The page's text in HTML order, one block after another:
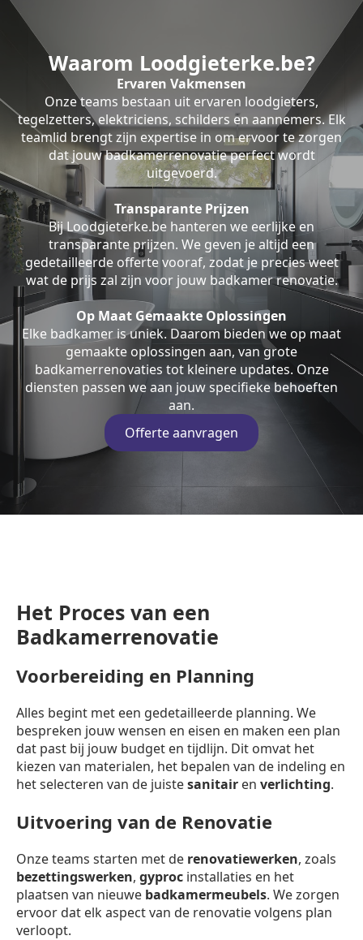
Waarom Loodgieterke.be?
Ervaren Vakmensen
Onze teams bestaan uit ervaren loodgieters,
tegelzetters, elektriciens, schilders en aannemers. Elk
teamlid brengt zijn expertise in om ervoor te zorgen
dat jouw badkamerrenovatie perfect wordt
uitgevoerd.
Transparante Prijzen
Bij Loodgieterke.be hanteren we eerlijke en
transparante prijzen. We geven je altijd een
gedetailleerde offerte vooraf, zodat je precies weet
wat de prijs zal zijn voor jouw badkamer renovatie.
Op Maat Gemaakte Oplossingen
Elke badkamer is uniek. Daarom bieden we op maat
gemaakte oplossingen aan, van grote
badkamerrenovaties tot kleinere updates. Onze
diensten passen we aan jouw specifieke behoeften
aan.
Offerte aanvragen
Het Proces van een
Badkamerrenovatie
Voorbereiding en Planning
Alles begint met een gedetailleerde planning. We
bespreken jouw wensen en eisen en maken een plan
dat past bij jouw budget en tijdlijn. Dit omvat het
kiezen van materialen, het bepalen van de indeling en
het selecteren van de juistesanitair en verlichting.
Uitvoering van de Renovatie
Onze teams starten met de renovatiewerken, zoals
bezettingswerken, gyproc installaties en het
plaatsen van nieuwe badkamermeubels. We zorgen
ervoor dat elk aspect van de renovatie volgens plan
verloopt.